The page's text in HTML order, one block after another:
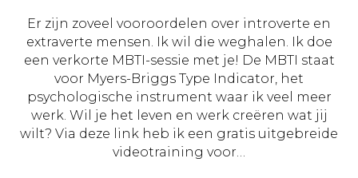
Er zijn zoveel vooroordelen over introverte en
extraverte mensen. Ik wil die weghalen. Ik doe
een verkorte MBTI-sessie met je! De MBTI staat
voor Myers-Briggs Type Indicator, het
psychologische instrument waar ik veel meer
werk. Wil je het leven en werk creëren wat jij
wilt? Via deze link heb ik een gratis uitgebreide
videotraining voor…